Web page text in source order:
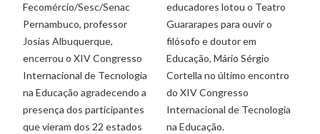
Fecomércio/Sesc/Senac
Pernambuco, professor
Josias Albuquerque,
encerrou o XIV Congresso
Internacional de Tecnologia
na Educação agradecendo a
presença dos participantes
que vieram dos 22 estados
educadores lotou o Teatro
Guararapes para ouvir o
filósofo e doutor em
Educação, Mário Sérgio
Cortella no último encontro
do XIV Congresso
Internacional de Tecnologia
na Educação.